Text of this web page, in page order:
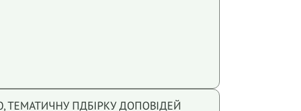
ТЕМАТИЧНУ ПДБІРКУ ДОПОВІДЕЙ